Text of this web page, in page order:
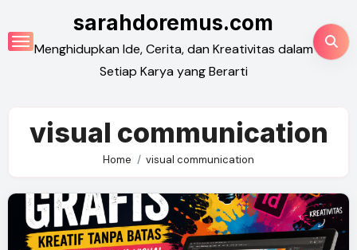
to
content
sarahdoremus.com
Menghidupkan Ide, Cerita, dan Kreativitas dalam
Setiap Karya yang Berarti
visual communication
Home visual communication